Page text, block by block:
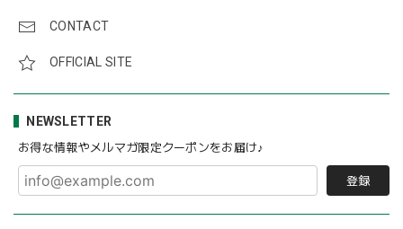
CONTACT
OFFICIAL SITE
NEWSLETTER
お得な情報やメルマガ限定クーポンをお届け♪
登録